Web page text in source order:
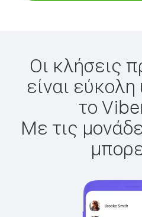
Οι κλήσεις
είναι
το
Με τις